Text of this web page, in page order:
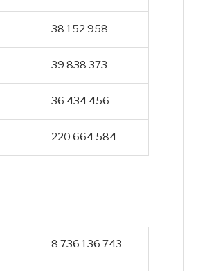
38 152 958
39 838 373
36 434 456
220 664 584
8 736 136 743